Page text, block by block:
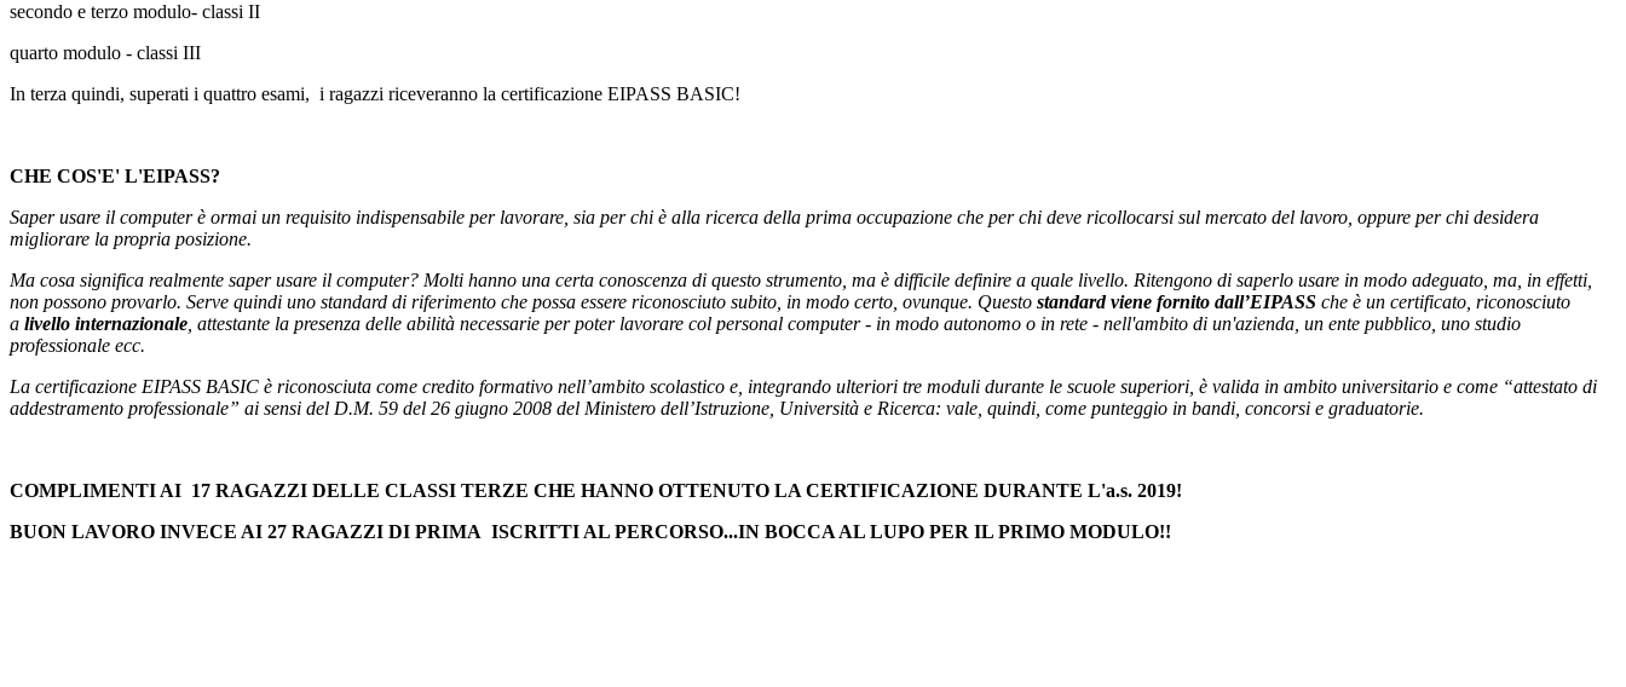
secondo e terzo modulo- classi II
quarto modulo - classi III
In terza quindi, superati i quattro esami, i ragazzi riceveranno la certificazione EIPASS BASIC!
CHE COS'E' L'EIPASS?
Saper usare il computer è ormai un requisito indispensabile per lavorare, sia per chi è alla ricerca della prima occupazione che per chi deve ricollocarsi sul mercato del lavoro, oppure per chi desidera
migliorare la propria posizione.
Ma cosa significa realmente saper usare il computer? Molti hanno una certa conoscenza di questo strumento, ma è difficile definire a quale livello. Ritengono di saperlo usare in modo adeguato, ma, in effetti,
non possono provarlo. Serve quindi uno standard di riferimento che possa essere riconosciuto subito, in modo certo, ovunque. Questo standard viene fornito dall’EIPASS che è un certificato, riconosciuto
a livello internazionale , attestante la presenza delle abilità necessarie per poter lavorare col personal computer - in modo autonomo o in rete - nell'ambito di un'azienda, un ente pubblico, uno studio
professionale ecc.
La certificazione EIPASS BASIC è riconosciuta come credito formativo nell’ambito scolastico e, integrando ulteriori tre moduli durante le scuole superiori, è valida in ambito universitario e come “attestato di
addestramento professionale” ai sensi del D.M. 59 del 26 giugno 2008 del Ministero dell’Istruzione, Università e Ricerca: vale, quindi, come punteggio in bandi, concorsi e graduatorie.
COMPLIMENTI AI 17 RAGAZZI DELLE CLASSI TERZE CHE HANNO OTTENUTO LA CERTIFICAZIONE DURANTE L'a.s. 2019!
BUON LAVORO INVECE AI 27 RAGAZZI DI PRIMA ISCRITTI AL PERCORSO...IN BOCCA AL LUPO PER IL PRIMO MODULO!!